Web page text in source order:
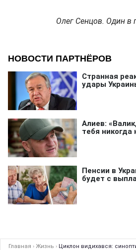
Олег Сенцов. Один в
Главная › Жизнь › Циклон видихався: